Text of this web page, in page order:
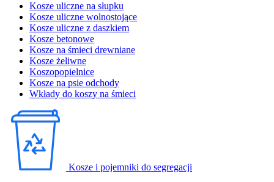
Kosze uliczne na słupku
Kosze uliczne wolnostojące
Kosze uliczne z daszkiem
Kosze betonowe
Kosze na śmieci drewniane
Kosze żeliwne
Koszopopielnice
Kosze na psie odchody
Wkłady do koszy na śmieci
Kosze i pojemniki do segregacji